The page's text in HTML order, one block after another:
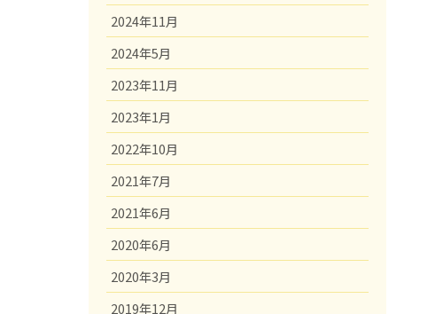
2024年11月
2024年5月
2023年11月
2023年1月
2022年10月
2021年7月
2021年6月
2020年6月
2020年3月
2019年12月